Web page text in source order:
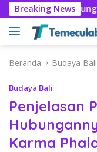
Langsung
ke
konten
Breaking News
Bandung
Beranda Budaya Bali
Budaya Bali
Penjelasan
Karma